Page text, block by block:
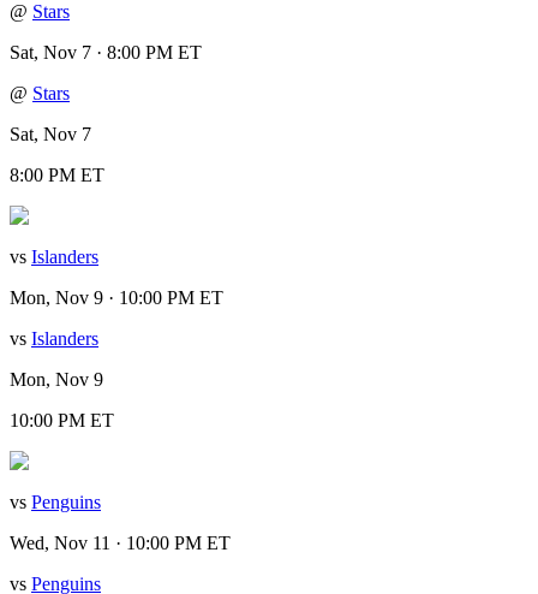
@ Stars
Sat, Nov 7 · 8:00 PM ET
@ Stars
Sat, Nov 7
8:00 PM ET
vs Islanders
Mon, Nov 9 · 10:00 PM ET
vs Islanders
Mon, Nov 9
10:00 PM ET
vs Penguins
Wed, Nov 11 · 10:00 PM ET
vs Penguins